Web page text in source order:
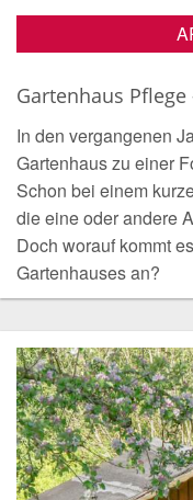
Gartenhaus
In den vergangenen
Gartenhaus zu einer
Schon bei einem
die eine oder andere
Doch worauf kommt
Gartenhauses an?